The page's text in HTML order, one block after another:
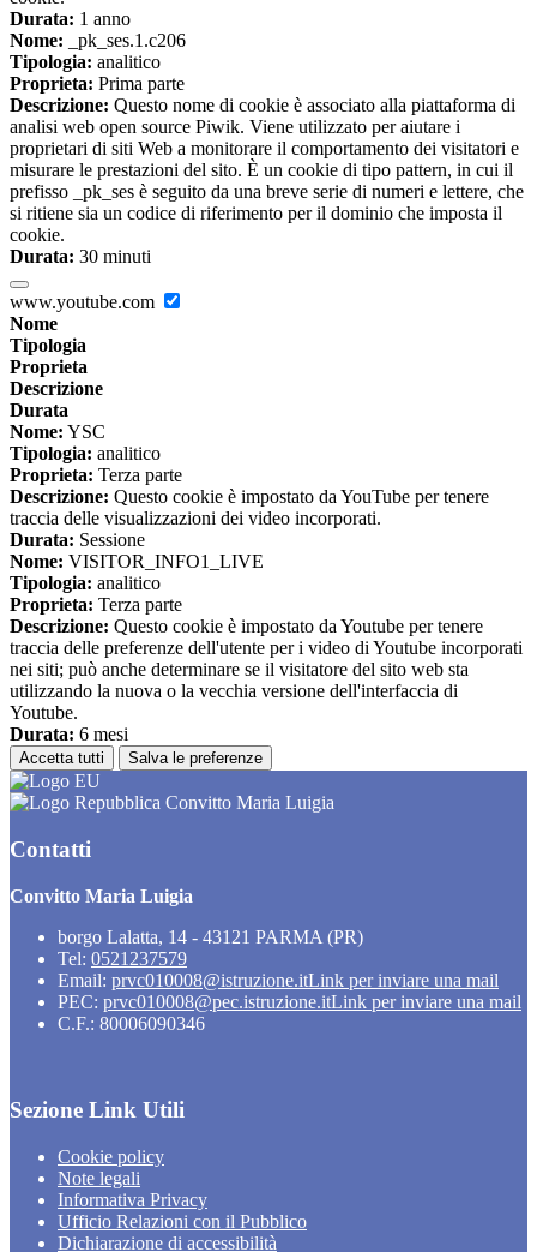
Durata: 1 anno
Nome: _pk_ses.1.c206
Tipologia: analitico
Proprieta: Prima parte
Descrizione: Questo nome di cookie è associato alla piattaforma di
analisi web open source Piwik. Viene utilizzato per aiutare i
proprietari di siti Web a monitorare il comportamento dei visitatori e
misurare le prestazioni del sito. È un cookie di tipo pattern, in cui il
prefisso _pk_ses è seguito da una breve serie di numeri e lettere, che
si ritiene sia un codice di riferimento per il dominio che imposta il
cookie.
Durata: 30 minuti
www.youtube.com
Nome
Tipologia
Proprieta
Descrizione
Durata
Nome: YSC
Tipologia: analitico
Proprieta: Terza parte
Descrizione: Questo cookie è impostato da YouTube per tenere
traccia delle visualizzazioni dei video incorporati.
Durata: Sessione
Nome: VISITOR_INFO1_LIVE
Tipologia: analitico
Proprieta: Terza parte
Descrizione: Questo cookie è impostato da Youtube per tenere
traccia delle preferenze dell'utente per i video di Youtube incorporati
nei siti; può anche determinare se il visitatore del sito web sta
utilizzando la nuova o la vecchia versione dell'interfaccia di
Youtube.
Durata: 6 mesi
Accetta tutti Salva le preferenze
Convitto Maria Luigia
Contatti
Convitto Maria Luigia
borgo Lalatta, 14 - 43121 PARMA (PR)
Tel: 0521237579
Email: prvc010008@istruzione.itLink per inviare una mail
PEC: prvc010008@pec.istruzione.itLink per inviare una mail
C.F.: 80006090346
Sezione Link Utili
Cookie policy
Note legali
Informativa Privacy
Ufficio Relazioni con il Pubblico
Dichiarazione di accessibilità